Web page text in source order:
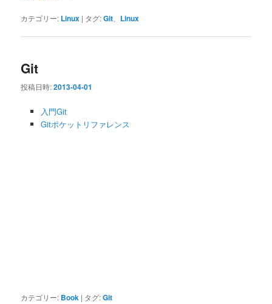
カテゴリー: Linux | タグ:Git Linux
Git
投稿日時:2013-04-01
入門Git
Gitポケットリファレンス
カテゴリー: Book | タグ:Git